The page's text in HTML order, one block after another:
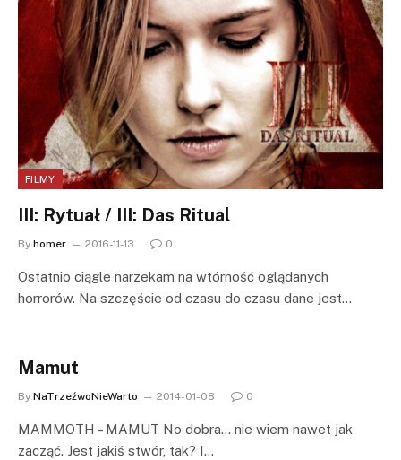
FILMY
III: Rytuał / III: Das Ritual
By homer 2016-11-13 0
Ostatnio ciągle narzekam na wtórność oglądanych
horrorów. Na szczęście od czasu do czasu dane jest…
Mamut
By NaTrzeźwoNieWarto 2014-01-08 0
MAMMOTH – MAMUT No dobra… nie wiem nawet jak
zacząć. Jest jakiś stwór, tak? I…